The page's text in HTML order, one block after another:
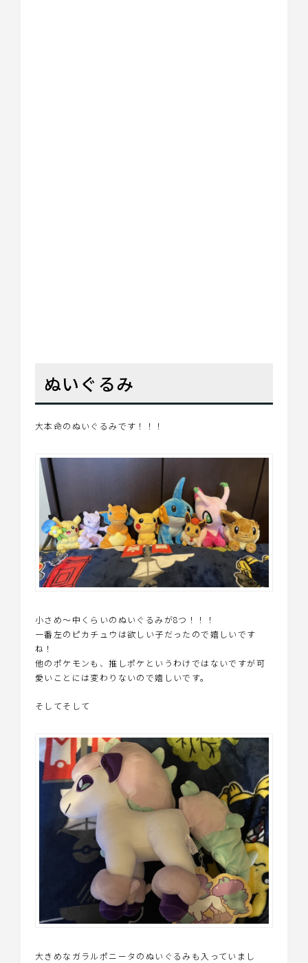
ぬいぐるみ
大本命のぬいぐるみです！！！
小さめ〜中くらいのぬいぐるみが8つ！！！
一番左のピカチュウは欲しい子だったので嬉しいです
ね！
他のポケモンも、推しポケというわけではないですが可
愛いことには変わりないので嬉しいです。
そしてそして
大きめなガラルポニータのぬいぐるみも入っていまし